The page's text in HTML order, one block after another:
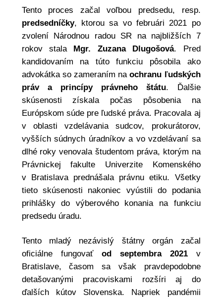
Tento proces začal voľbou predsedu, resp.
predsedníčky, ktorou sa vo februári 2021 po
zvolení Národnou radou SR na najbližších 7
rokov stala Mgr. Zuzana Dlugošová. Pred
kandidovaním na túto funkciu pôsobila ako
advokátka so zameraním naochranu ľudských
práv a princípy právneho štátu. Ďalšie
skúsenosti získala počas pôsobenia na
Európskom súde pre ľudské práva. Pracovala aj
v oblasti vzdelávania sudcov, prokurátorov,
vyšších súdnych úradníkov a vo vzdelávaní sa
dlhé roky venovala študentom práva, ktorým na
Právnickej fakulte Univerzite Komenského
v Bratislava prednášala právnu etiku. Všetky
tieto skúsenosti nakoniec vyústili do podania
prihlášky do výberového konania na funkciu
predsedu úradu.
Tento mladý nezávislý štátny orgán začal
oficiálne fungovať od septembra 2021v
Bratislave, časom sa však pravdepodobne
detašovanými pracoviskami rozšíri aj do
ďalších kútov Slovenska. Napriek pandémii